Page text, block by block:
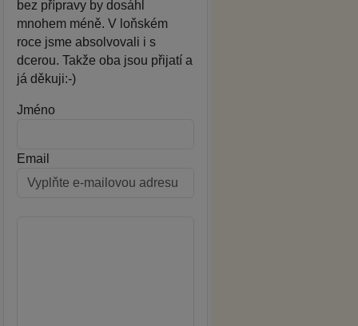
bez přípravy by dosáhl
mnohem méně. V loňském
roce jsme absolvovali i s
dcerou. Takže oba jsou přijatí a
já děkuji:-)
Jméno
Email